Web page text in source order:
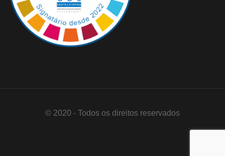
© 2020 - Todos os direitos reservados